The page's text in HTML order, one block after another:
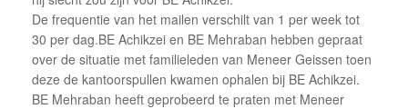
De frequentie van het mailen verschilt van 1 per week tot
30 per dag.BE Achikzei en BE Mehraban hebben gepraat
over de situatie met familieleden van Meneer Geissen toen
deze de kantoorspullen kwamen ophalen bij BE Achikzei.
BE Mehraban heeft geprobeerd te praten met Meneer